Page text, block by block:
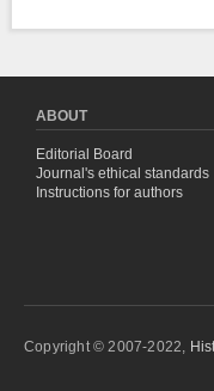
ABOUT
Editorial Board
Journal's ethical standards
Instructions for authors
Copyright © 2007-2022,